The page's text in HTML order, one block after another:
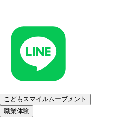
こどもスマイルムーブメント
職業体験